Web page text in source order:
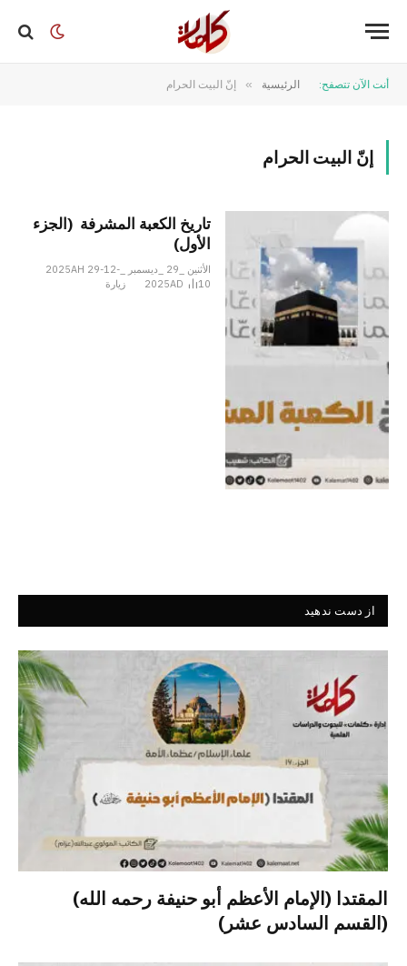
أنت الآن تتصفح: الرئيسية » إنّ البيت الحرام
إنّ البيت الحرام
تاریخ الكعبة المشرفة (الجزء
الأول)
الأثنين _29 _ديسمبر _2025AH 29-12-
2025AD
10 زيارة
از دست ندهید
المقتدا (الإمام الأعظم أبو حنيفة رحمه الله)
(القسم السادس عشر)